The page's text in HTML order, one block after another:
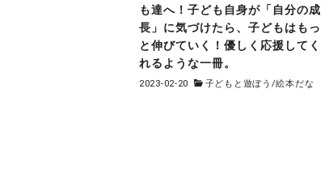
も達へ！子ども自身が「自分の成
長」に気づけたら、子どもはもっ
と伸びていく！優しく応援してく
れるような一冊。
2023-02-20 子どもと遊ぼう /絵本だな